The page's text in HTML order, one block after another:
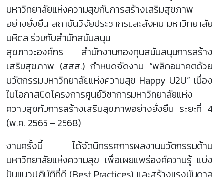
มหาวิทยาลัยแห่งความสุขกับการสร้างเสริมสุขภาพ
อย่างยั่งยืน สถาบันวิจัยประชากรและสังคม มหาวิทยาลัย
มหิดล ร่วมกับสำนักสนับสนุน
สุขภาวะองค์กร สำนักงานกองทุนสนับสนุนการสร้าง
เสริมสุขภาพ (สสส.) กำหนดจัดงาน “พลิกอนาคตด้วย
นวัตกรรมมหาวิทยาลัยแห่งความสุข Happy U2U” เนื่อง
ในโอกาสปิดโครงการศูนย์วิชาการมหาวิทยาลัยแห่ง
ความสุขกับการสร้างเสริมสุขภาพอย่างยั่งยืน ระยะที่ 4
(พ.ศ. 2565 – 2568)
งานครั้งนี้ ได้จัดนิทรรศการผลงานนวัตกรรมด้าน
มหาวิทยาลัยแห่งความสุข เพื่อเผยแพร่องค์ความรู้ แบ่ง
ปันแนวปฏิบัติที่ดี (Best Practices) และสร้างแรงบันดาล